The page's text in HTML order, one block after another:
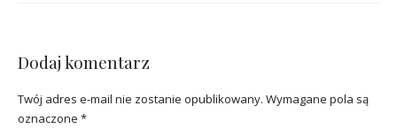
Dodaj komentarz
Twój adres e-mail nie zostanie opublikowany. Wymagane pola są
oznaczone *